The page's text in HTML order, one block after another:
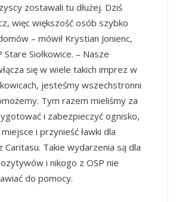
zostawali tu dłużej. Dziś
więc większość osób szybko
– mówił Krystian Jonienc,
Siołkowice. – Nasze
się w wiele takich imprez w
jesteśmy wszechstronni
Tym razem mieliśmy za
i zabezpieczyć ognisko,
i przynieść ławki dla
Caritasu. Takie wydarzenia są dla
i nikogo z OSP nie
do pomocy.